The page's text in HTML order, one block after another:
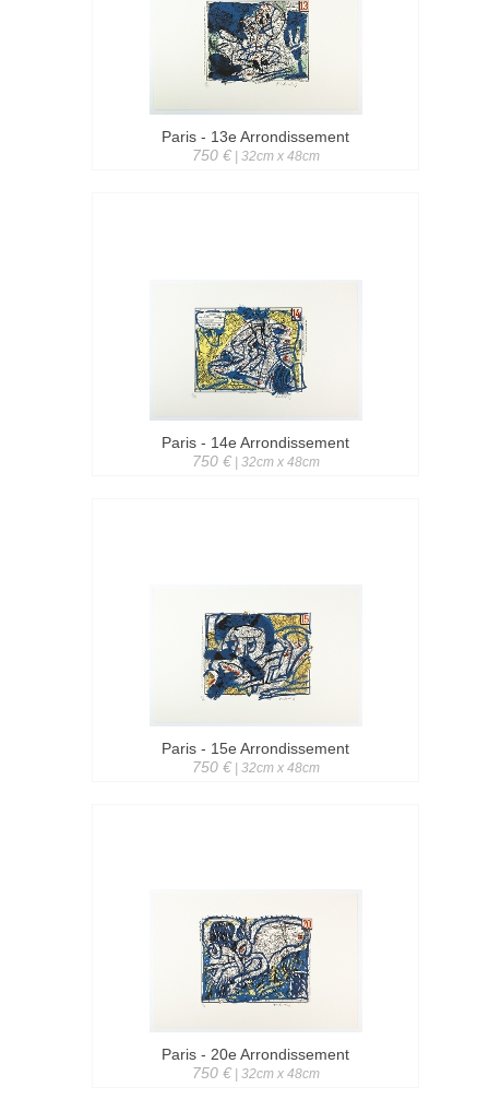
Paris - 13e Arrondissement
750 €| 32cm x 48cm
Paris - 14e Arrondissement
750 €| 32cm x 48cm
Paris - 15e Arrondissement
750 €| 32cm x 48cm
Paris - 20e Arrondissement
750 €| 32cm x 48cm